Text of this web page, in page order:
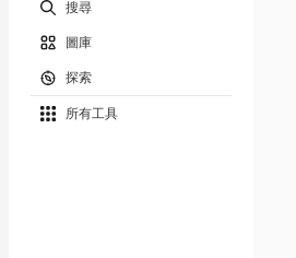
搜尋
圖庫
探索
所有工具